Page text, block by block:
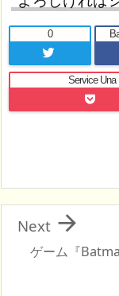
0
Service Una
ゲーム『

Next